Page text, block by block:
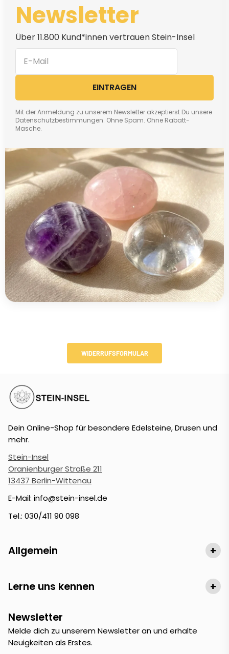
Newsletter
Über 11.800 Kund*innen vertrauen Stein-Insel
EINTRAGEN
Mit der Anmeldung zu unserem Newsletter akzeptierst Du unsere
Datenschutzbestimmungen. Ohne Spam. Ohne Rabatt-
Masche.
WIDERRUFSFORMULAR
Dein Online-Shop für besondere Edelsteine, Drusen und
mehr.
Stein-Insel
Oranienburger Straße 211
13437 Berlin-Wittenau
E-Mail: info@stein-insel.de
Tel.: 030/411 90 098
Allgemein +
Lerne uns kennen +
Newsletter
Melde dich zu unserem Newsletter an und erhalte
Neuigkeiten als Erstes.